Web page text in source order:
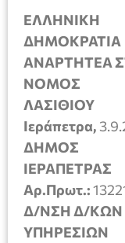
ΕΛΛΗΝΙΚΗ
ΑΝΑΡΤΗΤΕΑ
ΝΟΜΟΣ
Ιεράπετρα,
ΔΗΜΟΣ
Αρ.Πρωτ.:
Δ/ΝΣΗ Δ/ΚΩΝ